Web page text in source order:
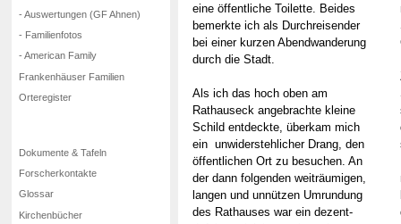
- Auswertungen (GF Ahnen)
- Familienfotos
- American Family
Frankenhäuser Familien
Orteregister
Dokumente & Tafeln
Forscherkontakte
Glossar
Kirchenbücher
eine öffentliche Toilette. Beides
bemerkte ich als Durchreisender
bei einer kurzen Abendwanderung
durch die Stadt.
Als ich das hoch oben am
Rathauseck angebrachte kleine
Schild entdeckte, überkam mich
ein unwiderstehlicher Drang, den
öffentlichen Ort zu besuchen. An
der dann folgenden weiträumigen,
langen und unnützen Umrundung
des Rathauses war ein dezent-